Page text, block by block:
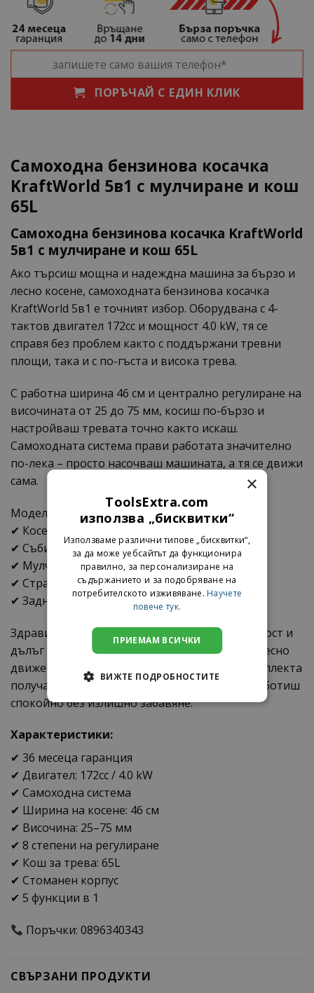
ПОРЪЧАЙ С ЕДИН КЛИК
Самоходна бензинова косачка
KraftWorld 5в1 с мулчиране и кош
65L
Самоходна бензинова косачка KraftWorld
5в1 с мулчиране и кош 65L
Ако търсиш мощна и надеждна машина за бързо и
лесно косене, самоходната бензинова косачка
KraftWorld 5в1 е точният избор. Оборудвана с 4-
тактов двигател 172cc и мощност 4.0 kW, тя се
справя без проблем както с поддържани тревни
площи, така и с по-гъста и висока трева.
С работна ширина 46 см и централно регулиране на
височината от 25 до 75 мм, косиш по-бързо и
настройваш тревата точно както искаш.
Самоходната система прави работата значително
по-лека – просто насочваш машината, а тя се движи
сама.
Моделът разполага с 5 практични функции:
✔ Косене
✔ Събиране в кош 65L
✔ Мулчиране
✔ Странично изхвърляне
✔ Задно изхвърляне
Здравият стоманен корпус осигурява стабилност и
дълъг живот, а големите колела помагат за лесно
движение дори върху неравни терени. В комплекта
получаваш и резервен нож подарък, за да работиш
спокойно без излишно забавяне.
Характеристики:
✔ 36 месеца гаранция
✔ Двигател: 172cc / 4.0 kW
✔ Самоходна система
✔ Ширина на косене: 46 см
✔ Височина: 25–75 мм
✔ 8 степени на регулиране
✔ Кош за трева: 65L
✔ Стоманен корпус
✔ 5 функции в 1
Поръчки: 0896340343
СВЪРЗАНИ ПРОДУКТИ
×
ToolsExtra.com
използва „бисквитки“
Използваме различни типове „бисквитки“,
за да може уебсайтът да функционира
правилно, за персонализиране на
съдържанието и за подобряване на
потребителското изживяване. Научете
повече тук.
ПРИЕМАМ ВСИЧКИ
ВИЖТЕ ПОДРОБНОСТИТЕ